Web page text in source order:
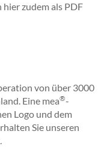
zudem als PDF
von über 3000
Eine mea®-
Logo und dem
Sie unseren